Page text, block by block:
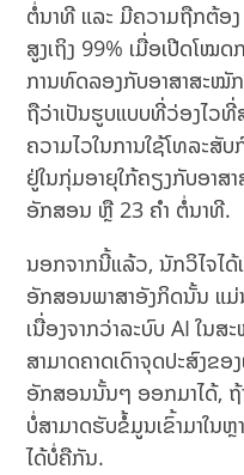
ຕໍ່ນາທີ ແລະ ມີຄວາມຖືກຕ້ອ
ສູງເຖິງ 99% ເມື່ອເປີດໂໝ
ການທົດລອງກັບອາສາສະໝັ
ຖືວ່າເປັນຮູບແບບທີ່ວ່ອງໄວ
ຄວາມໄວໃນການໃຊ້ໂທລະ
ຢູ່ໃນກຸ່ມອາຍຸໃກ້ຄຽງກັບອາ
ອັກສອນ ຫຼື 23 ຄຳ ຕໍ່ນາທີ.
ນອກຈາກນີ້ແລ້ວ, ນັກວິໄຈໄ
ອັກສອນພາສາອັງກິດນັ້ນ ແ
ເນື່ອງຈາກວ່າລະບົບ AI ໃນ
ສາມາດຄາດເດົາຈຸດປະສົງຂ
ອັກສອນນັ້ນໆ ອອກມາໄດ້,
ບໍ່ສາມາດຮັບຂໍ້ມູນເຂົ້າມາໃນ
ໄດ້ບໍ່ຄືກັນ.